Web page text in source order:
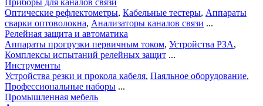
Приборы для каналов связи
Оптические рефлектометры, Кабельные тестеры, Аппараты
сварки оптоволокна, Анализаторы каналов связи ...
Релейная защита и автоматика
Аппараты прогрузки первичным током, Устройства РЗА,
Комплексы испытаний релейных защит ...
Инструменты
Устройства резки и прокола кабеля, Паяльное оборудование,
Профессиональные наборы ...
Промышленная мебель